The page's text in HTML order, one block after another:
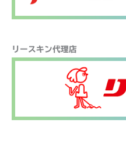
リースキン代理店